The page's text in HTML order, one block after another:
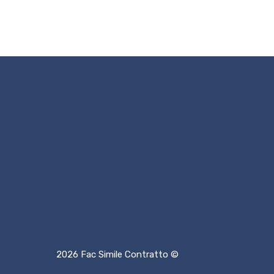
2026 Fac Simile Contratto ©